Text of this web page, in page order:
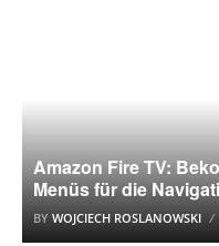
Amazon Fire TV:
Menüs für die
BY WOJCIECH ROSLANOWSKI